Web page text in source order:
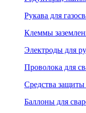
Рукава для
Клеммы
Электроды для
Проволока для
Средства
Баллоны для